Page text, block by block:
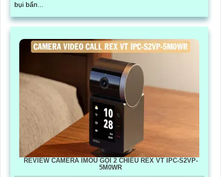
bụi bẩn...
REVIEW CAMERA IMOU GỌI 2 CHIỀU REX VT IPC-S2VP-
5M0WR